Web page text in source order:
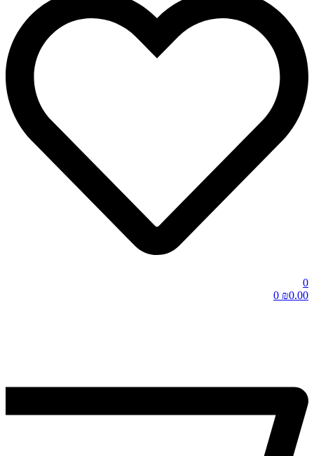
0
₪0.00
0